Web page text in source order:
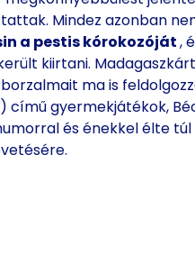
Mindez azonban
a pestis kórokozóját,
kiirtani.
ma is
) című gyermekjátékok,
és énekkel élte